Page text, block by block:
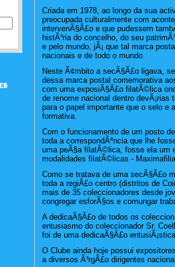
Criada em 1978, ao longo da sua
preocupada culturalmente com
intervenÃ§Ã£o e que pudessem
histÃ³ria do concelho, do seu
e pelo mundo, jÃ¡ que tal marca
nacionais e de todo o mundo.
Neste Ã¢mbito a secÃ§Ã£o ligava,
dessa marca postal comemorativa
com uma exposiÃ§Ã£o filatÃ©lica
de renome nacional dentro
para o papel importante que o selo e
formativa.
Com o funcionamento de um posto
toda a correspondÃªncia que lhe
uma peÃ§a filatÃ©lica, fosse ela um
modalidades filatÃ©licas -
Como se tratava de uma secÃ§Ã£o
toda a regiÃ£o centro (distritos de
mais de 35 coleccionadores desde
congregar esforÃ§os e comungar
A dedicaÃ§Ã£o de todos os
entusiasmo do coleccionador Sr.
foi de uma dedicaÃ§Ã£o
O Clube ainda hoje possui
a diversos Ã³rgÃ£o dirigentes